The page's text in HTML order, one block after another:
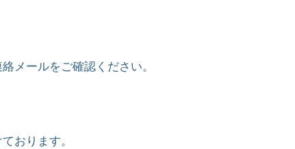
メールをご確認ください。
おります。